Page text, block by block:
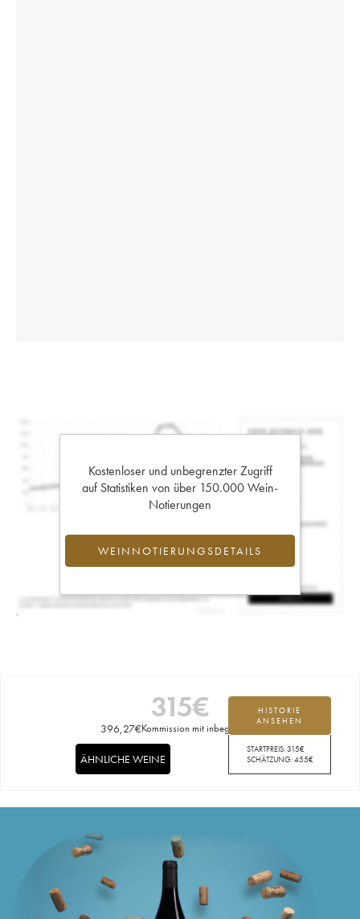
Kostenloser und unbegrenzter Zugriff
auf Statistiken von über 150.000 Wein-
Notierungen
WEINNOTIERUNGSDETAILS
315€
396,27€Kommission mit inbegriffen
HISTORIE
ANSEHEN
STARTPREIS:315€
SCHÄTZUNG:455€
ÄHNLICHE WEINE